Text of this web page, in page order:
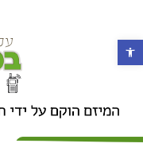
פתח סרגל נגישות